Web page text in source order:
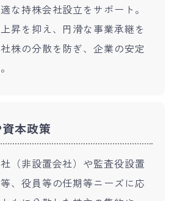
な持株会社設立をサポート。
昇を抑え、円滑な事業承継を
株の分散を防ぎ、企業の安定
本政策
（非設置会社）や監査役設置
、役員等の任期等ニーズに応